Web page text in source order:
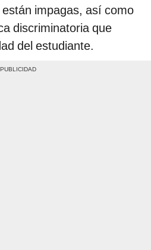
impagas, así como
discriminatoria que
del estudiante.